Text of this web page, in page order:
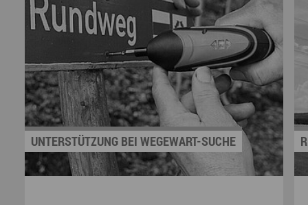
UNTERSTÜTZUNG BEI WEGEWART-SUCHE